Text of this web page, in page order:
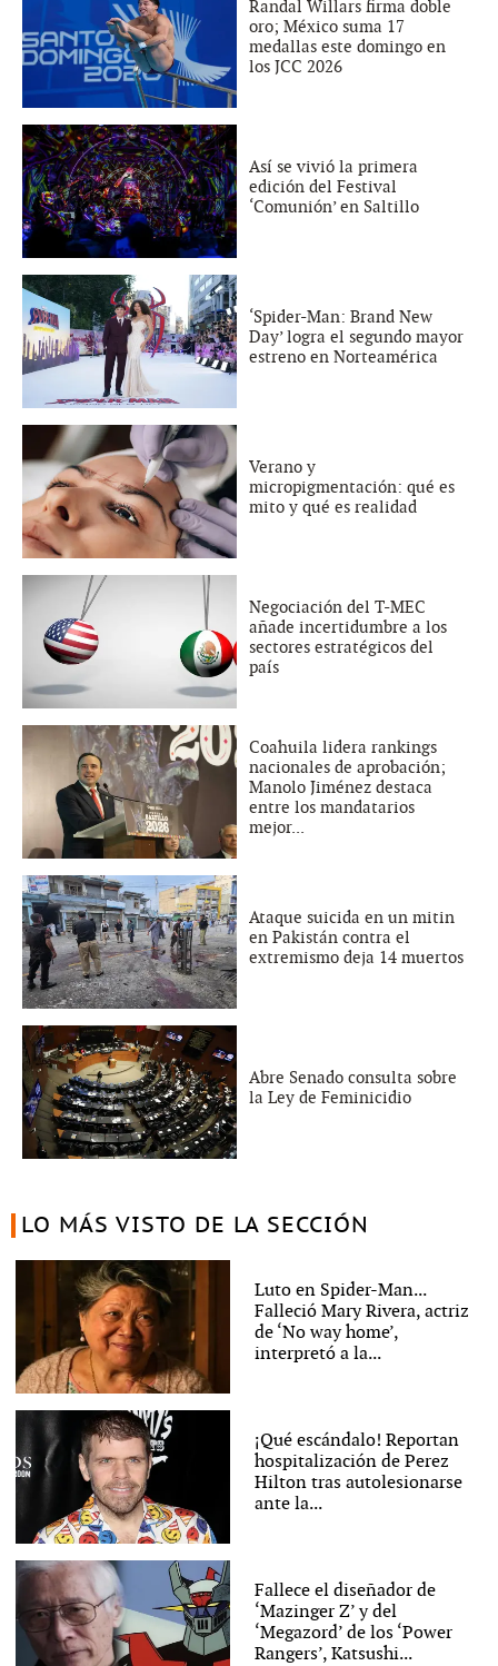
Randal Willars firma doble
oro; México suma 17
medallas este domingo en
los JCC 2026
Así se vivió la primera
edición del Festival
‘Comunión’ en Saltillo
‘Spider-Man: Brand New
Day’ logra el segundo mayor
estreno en Norteamérica
Verano y
micropigmentación: qué es
mito y qué es realidad
Negociación del T-MEC
añade incertidumbre a los
sectores estratégicos del
país
Coahuila lidera rankings
nacionales de aprobación;
Manolo Jiménez destaca
entre los mandatarios
mejor...
Ataque suicida en un mitin
en Pakistán contra el
extremismo deja 14 muertos
Abre Senado consulta sobre
la Ley de Feminicidio
LO MÁS VISTO DE LA SECCIÓN
Luto en Spider-Man...
Falleció Mary Rivera, actriz
de ‘No way home’,
interpretó a la...
¡Qué escándalo! Reportan
hospitalización de Perez
Hilton tras autolesionarse
ante la...
Fallece el diseñador de
‘Mazinger Z’ y del
‘Megazord’ de los ‘Power
Rangers’, Katsushi...